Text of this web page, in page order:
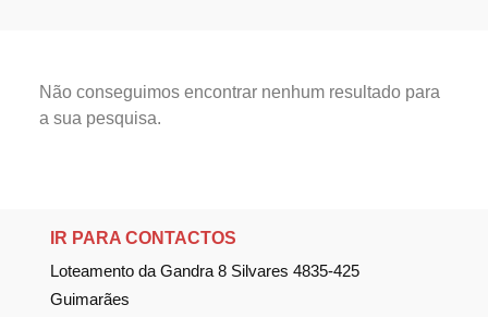
Não conseguimos encontrar nenhum resultado para
a sua pesquisa.
IR PARA CONTACTOS
Loteamento da Gandra 8 Silvares 4835-425
Guimarães